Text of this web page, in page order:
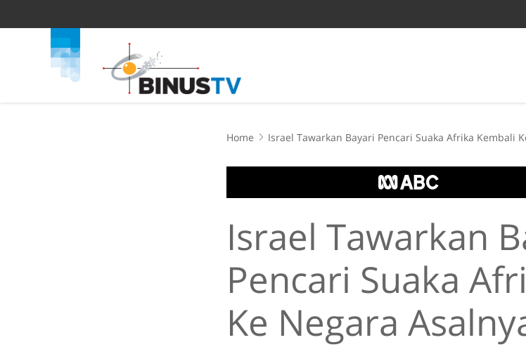
Home Israel Tawarkan Bayari Pencari Suaka Afrika Kembali
Israel Tawarkan
Pencari Suaka
Ke Negara